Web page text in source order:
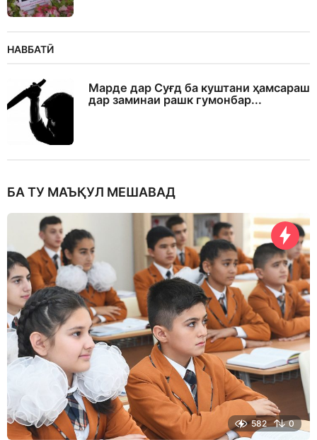
НАВБАТӢ
Марде дар Суғд ба куштани ҳамсараш
дар заминаи рашк гумонбар...
БА ТУ МАЪҚУЛ МЕШАВАД
582 0